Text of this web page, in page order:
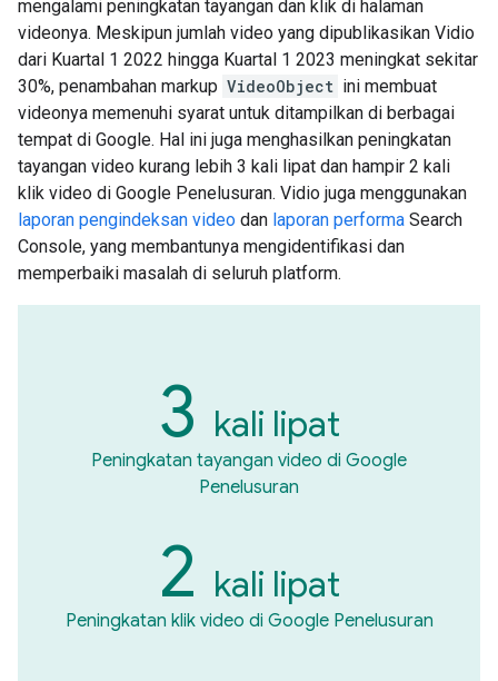
mengalami peningkatan tayangan dan klik di halaman
videonya. Meskipun jumlah video yang dipublikasikan Vidio
dari Kuartal 1 2022 hingga Kuartal 1 2023 meningkat sekitar
30%, penambahan markup VideoObject ini membuat
videonya memenuhi syarat untuk ditampilkan di berbagai
tempat di Google. Hal ini juga menghasilkan peningkatan
tayangan video kurang lebih 3 kali lipat dan hampir 2 kali
klik video di Google Penelusuran. Vidio juga menggunakan
laporan pengindeksan video dan laporan performa Search
Console, yang membantunya mengidentifikasi dan
memperbaiki masalah di seluruh platform.
3 kali lipat
Peningkatan tayangan video di Google
Penelusuran
2 kali lipat
Peningkatan klik video di Google Penelusuran